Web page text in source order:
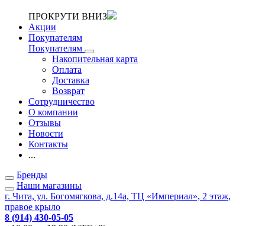
ПРОКРУТИ ВНИЗ
Акции
Покупателям
Покупателям
Накопительная карта
Оплата
Доставка
Возврат
Сотрудничество
О компании
Отзывы
Новости
Контакты
...
Бренды
Наши магазины
г. Чита, ул. Богомягкова, д.14а, ТЦ «Империал», 2 этаж,
правое крыло
8 (914) 430-05-05